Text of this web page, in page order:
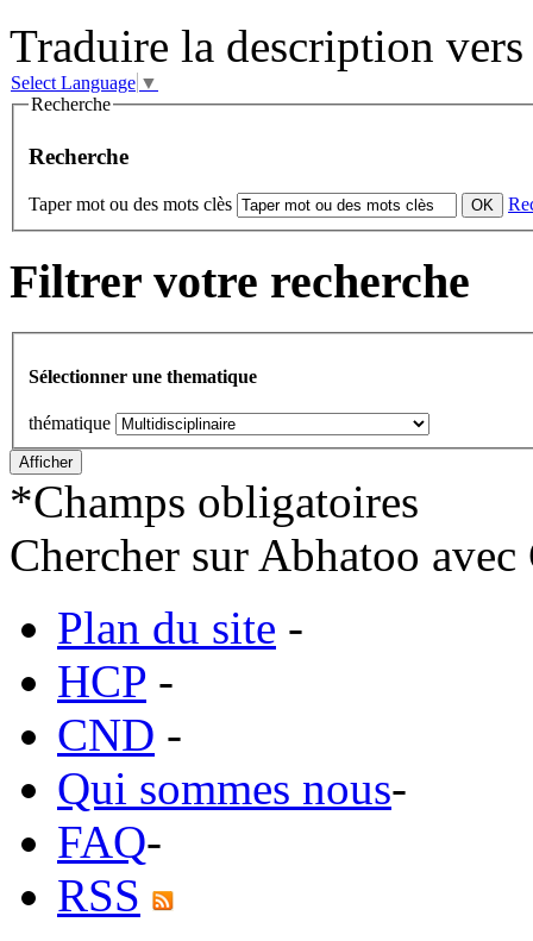
Traduire la description
Select Language ▼
Recherche
Recherche
Taper mot ou des mots clès
Filtrer votre recherche
Sélectionner une thematique
thématique
*Champs obligatoires
Chercher sur Abhatoo
Plan du site -
HCP -
CND -
Qui sommes nous-
FAQ-
RSS